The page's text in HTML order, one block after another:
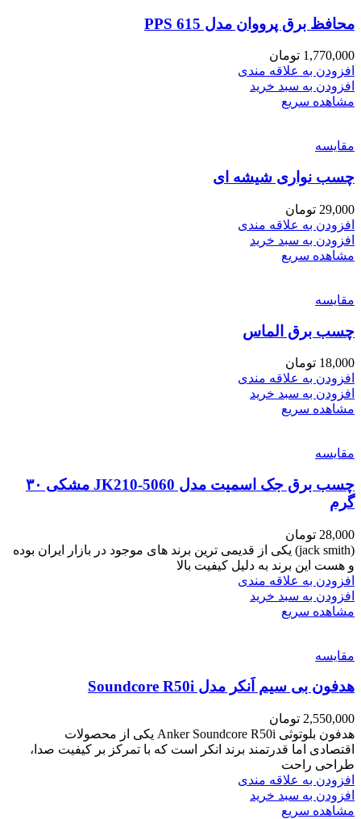
محافظ برق پرووان مدل PPS 615
1,770,000 تومان
افزودن به علاقه مندی
افزودن به سبد خرید
مشاهده سریع
مقایسه
چسب نواری شیشه ای
29,000 تومان
افزودن به علاقه مندی
افزودن به سبد خرید
مشاهده سریع
مقایسه
چسب برق الماس
18,000 تومان
افزودن به علاقه مندی
افزودن به سبد خرید
مشاهده سریع
مقایسه
چسب برق جک اسمیت مدل JK210-5060 مشکی ۳۰
گرم
28,000 تومان
(jack smith) یکی از قدیمی ترین برند های موجود در بازار ایران بوده
و هست این برند به دلیل کیفیت بالا
افزودن به علاقه مندی
افزودن به سبد خرید
مشاهده سریع
مقایسه
هدفون بی سیم اَنکر مدل Soundcore R50i
2,550,000 تومان
هدفون بلوتوثی Anker Soundcore R50i یکی از محصولات
اقتصادی اما قدرتمند برند انکر است که با تمرکز بر کیفیت صدا،
طراحی راحت
افزودن به علاقه مندی
افزودن به سبد خرید
مشاهده سریع